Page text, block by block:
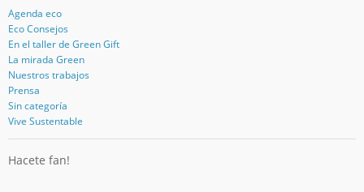
Agenda eco
Eco Consejos
En el taller de Green Gift
La mirada Green
Nuestros trabajos
Prensa
Sin categoría
Vive Sustentable
Hacete fan!